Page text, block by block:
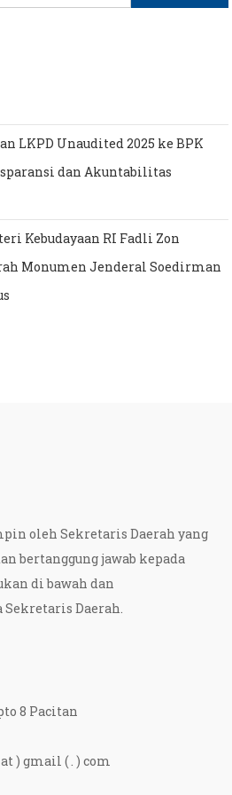
for:
LKPD Unaudited 2025 ke BPK
dan Akuntabilitas
Kebudayaan RI Fadli Zon
Monumen Jenderal Soedirman
oleh Sekretaris Daerah yang
bertanggung jawab kepada
di bawah dan
Daerah.
8 Pacitan
) gmail ( . ) com